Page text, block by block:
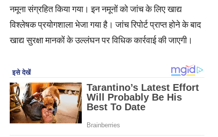
नमूना संग्रहित किया गया। इन नमूनों को जांच के लिए खाद्य
विश्लेषक प्रयोगशाला भेजा गया है। जांच रिपोर्ट प्राप्त होने के बाद
खाद्य सुरक्षा मानकों के उल्लंघन पर विधिक कार्रवाई की जाएगी।